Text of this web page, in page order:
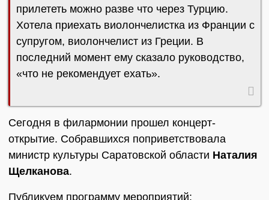
прилететь можно разве что через Турцию.
Хотела приехать виолончелистка из Франции с
супругом, виолончелист из Греции. В
последний момент ему сказало руководство,
«что не рекомендует ехать».
Сегодня в филармонии прошел концерт-
открытие. Собравшихся поприветствовала
министр культуры Саратовской области Наталия
Щелканова.
Публикуем программу мероприятий: